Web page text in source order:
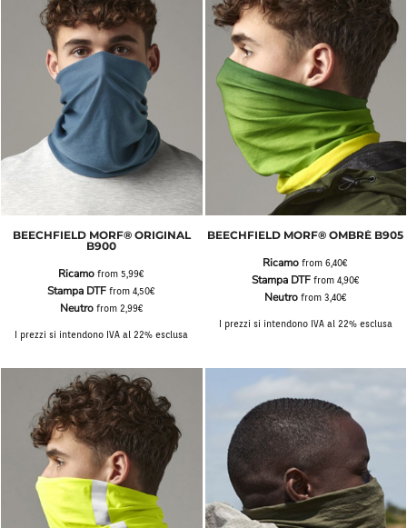
BEECHFIELD MORF® ORIGINAL
B900
Ricamo from5,99€
Stampa DTF from4,50€
Neutrofrom 2,99€
I prezzi si intendono IVA al 22% esclusa
BEECHFIELD MORF® OMBRÉ B905
Ricamo from6,40€
Stampa DTFfrom 4,90€
Neutrofrom 3,40€
I prezzi si intendono IVA al 22% esclusa